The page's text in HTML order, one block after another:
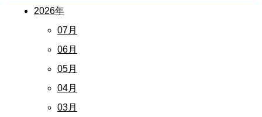
2026年
07月
06月
05月
04月
03月